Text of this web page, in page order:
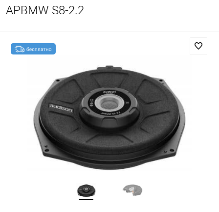
APBMW S8-2.2